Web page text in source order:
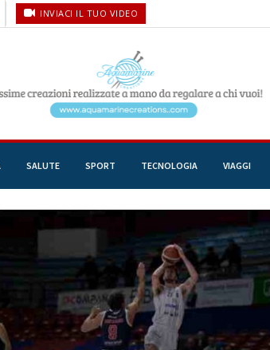
INVIACI IL TUO VIDEO
SALUTE SPORT TECNOLOGIA VIAGGI